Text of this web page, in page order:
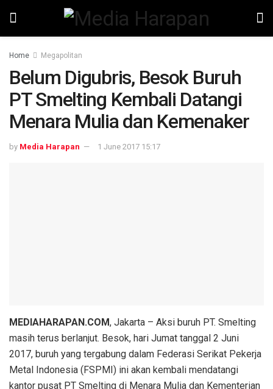
Home Megapolitan
Belum Digubris, Besok Buruh
PT Smelting Kembali Datangi
Menara Mulia dan Kemenaker
by Media Harapan 1 June 2017 15:17
MEDIAHARAPAN.COM, Jakarta – Aksi buruh PT. Smelting
masih terus berlanjut. Besok, hari Jumat tanggal 2 Juni
2017, buruh yang tergabung dalam Federasi Serikat Pekerja
Metal Indonesia (FSPMI) ini akan kembali mendatangi
kantor pusat PT Smelting di Menara Mulia dan Kementerian